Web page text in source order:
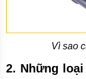
Vì sao
2. Những